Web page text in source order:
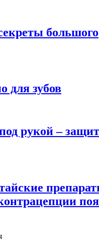
большого
для зубов
рукой –